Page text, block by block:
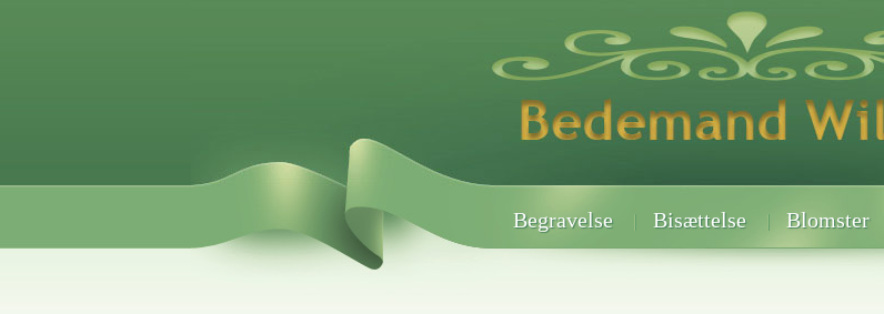
Begravelse Bisættelse Blomster